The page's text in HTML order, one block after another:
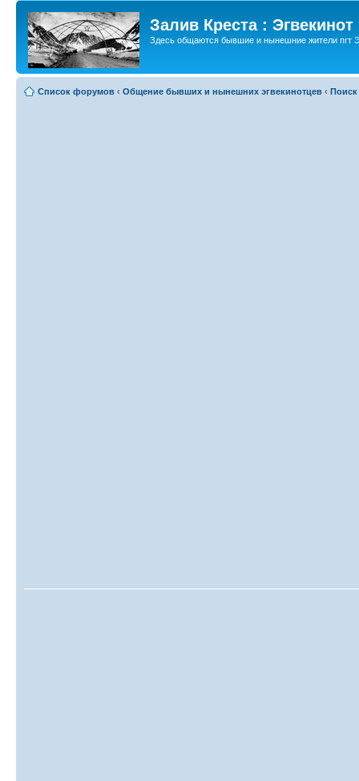
Залив Креста : Эгвекинот
Здесь общаются бывшие и нынешние жители пгт
Список форумов ‹ Общение бывших и нынешних эгвекинотцев ‹ Поиск